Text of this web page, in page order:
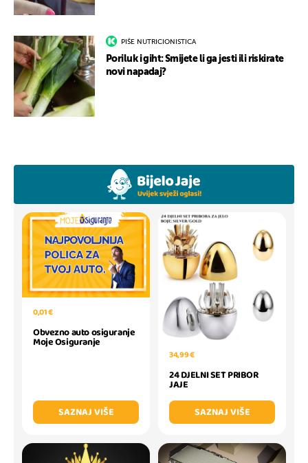
PIŠE NUTRICIONISTICA
Poriluk i giht: Smijete li ga jesti ili riskirate
novi napadaj?
0,01 €
Obvezno auto osiguranje
Moje Osiguranje
SAZNAJ VIŠE
34,99 €
24 DJELNI SET PRIBOR
JAJE
SAZNAJ VIŠE